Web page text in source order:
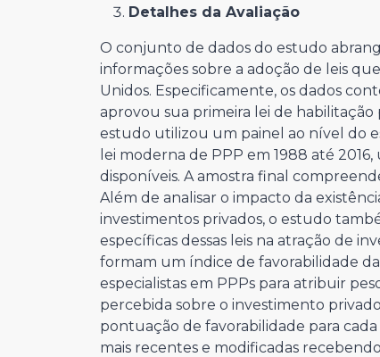
Detalhes da Avaliação
O conjunto de dados do estudo
informações sobre a adoção de leis
Unidos. Especificamente, os dados
aprovou sua primeira lei de habilitação
estudo utilizou um painel ao nível do
lei moderna de PPP em 1988 até
disponíveis. A amostra final
Além de analisar o impacto da
investimentos privados, o estudo
específicas dessas leis na atração de
formam um índice de favorabilidade
especialistas em PPPs para atribuir
percebida sobre o investimento
pontuação de favorabilidade para
mais recentes e modificadas